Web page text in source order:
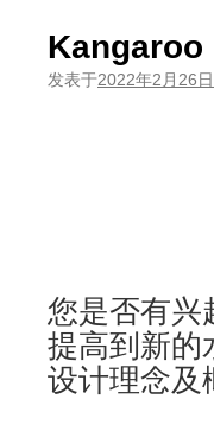
Kangaroo
发表于2022年2月26日
您是否有兴
提高到新的
设计理念及